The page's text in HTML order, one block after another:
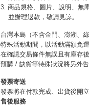
3. 商品規格、圖片、說明、無
並辦理退款，敬請見諒。
台灣本島（不含金門、澎湖、
特殊活動期間，以活動滿額免運
在確認交易條件無誤且有庫存
預購 / 缺貨等特殊狀況將另外告
發票寄送
發票將在付款完成、出貨後開
售後服務